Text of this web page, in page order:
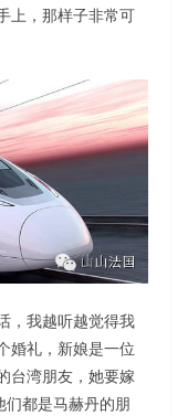
上，那样子非常可
，我越听越觉得我
婚礼，新娘是一位
台湾朋友，她要嫁
们都是马赫丹的朋